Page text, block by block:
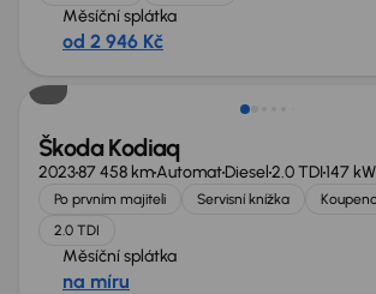
Měsíční splátka
od 2 946 Kč
Nově v nabídce
Škoda Kodiaq
202387 458 kmAutomatDiesel2.0 TDI147 kW
Po prvním majiteli Servisní knížka
2.0 TDI
Měsíční splátka
na míru